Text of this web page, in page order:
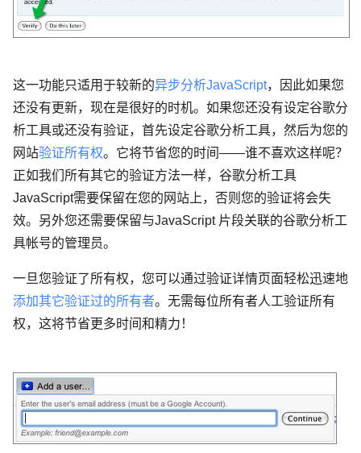
这一功能只适用于较新的异步分析JavaScript，因此如果您
还没有更新，现在是很好的时机。如果您还没有设定谷歌分
析工具或还没有验证，首先设定谷歌分析工具，然后为您的
网站验证所有权。它将节省您的时间——谁不喜欢这样呢？
正如我们所有其它的验证方法一样，谷歌分析工具
JavaScript需要保留在您的网站上，否则您的验证将会失
效。另外您还需要保留与JavaScript 片段关联的谷歌分析工
具帐号的管理员。
一旦您验证了所有权，您可以通过验证详情页面轻松迅速地
添加其它验证过的所有者。无需每位所有者人工验证所有
权，这将节省更多时间和精力！